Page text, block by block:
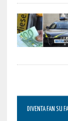
DIVENTA FAN SU